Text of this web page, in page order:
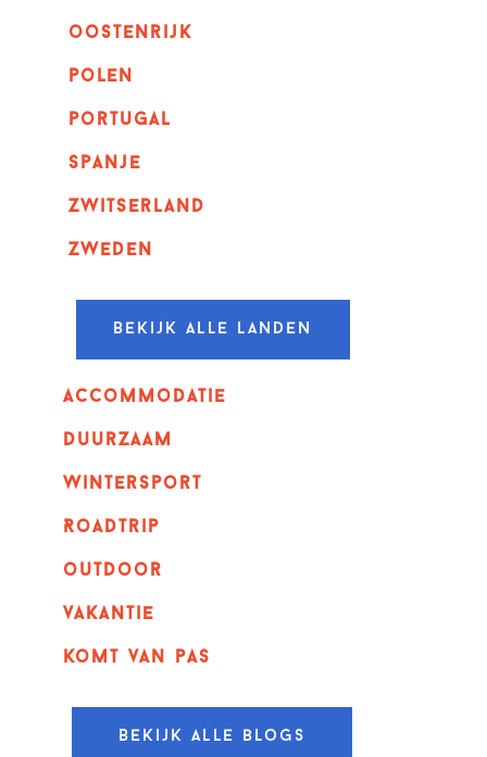
oostenrijk
polen
portugal
spanje
zwitserland
zweden
Bekijk alle landen
Accommodatie
Duurzaam
wintersport
Roadtrip
outdoor
vakantie
komt van pas
Bekijk alle blogs